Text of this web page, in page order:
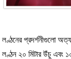
লণ্ঠনের প্রদর্শনীগুলো
লণ্ঠন ২০ মিটার উঁচু এবং